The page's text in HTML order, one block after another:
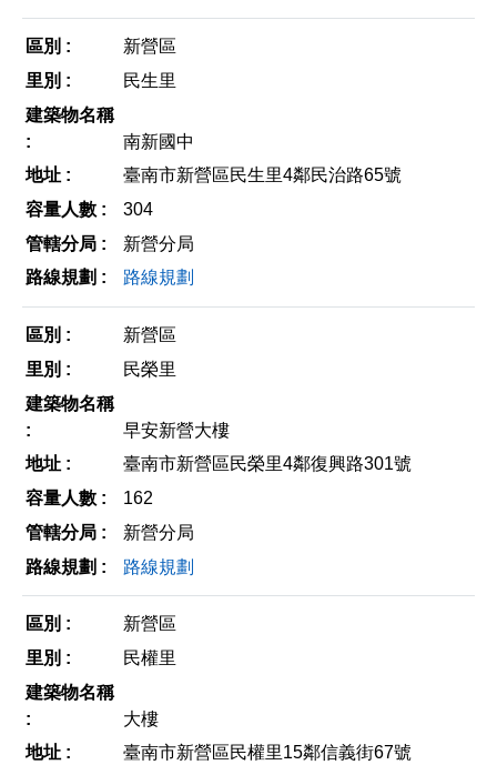
新營區
民生里
南新國中
臺南市新營區民生里4鄰民治路65號
304
新營分局
路線規劃
新營區
民榮里
早安新營大樓
臺南市新營區民榮里4鄰復興路301號
162
新營分局
路線規劃
新營區
民權里
大樓
臺南市新營區民權里15鄰信義街67號